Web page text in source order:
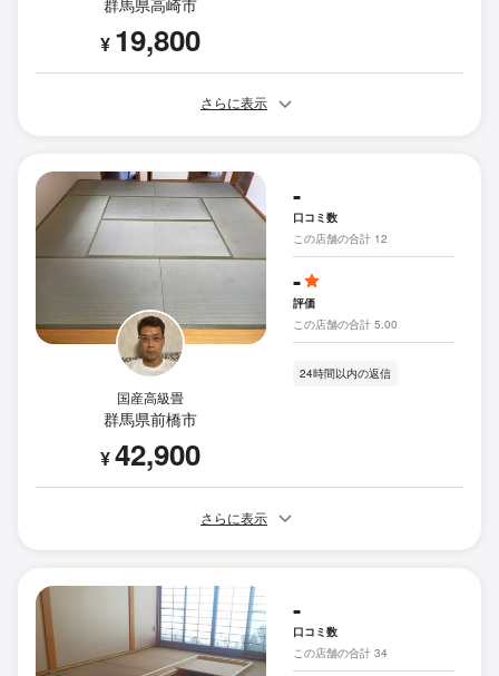
¥ 19,800
さらに表示
国産高級畳
群馬県前橋市
¥42,900
-
口コミ数
この店舗の合計 12
-
評価
この店舗の合計 5.00
24時間以内の返信
さらに表示
-
口コミ数
この店舗の合計 34